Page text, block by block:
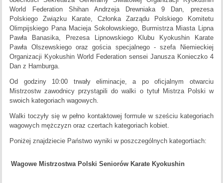
World Federation Shihan Andrzeja Drewniaka 9 Dan, prezesa
Polskiego Związku Karate, Członka Zarządu Polskiego Komitetu
Olimpijskiego Pana Macieja Sokołowskiego, Burmistrza Miasta Lipna
Pawła Banasika, Prezesa Lipnowskiego Klubu Kyokushin Karate
Pawła Olszewskiego oraz gościa specjalnego - szefa Niemieckiej
Organizacji Kyokushin World Federation sensei Janusza Konieczko 4
Dan z Hamburga.
Od godziny 10:00 trwały eliminacje, a po oficjalnym otwarciu
Mistrzostw zawodnicy przystąpili do walki o tytuł Mistrza Polski w
swoich kategoriach wagowych.
Walki toczyły się w pełno kontaktowej formule w sześciu kategoriach
wagowych mężczyzn oraz czertach kategoriach kobiet.
Poniżej znajdziecie Państwo wyniki w poszczególnych kategortiach:
Wagowe Mistrzostwa Polski Seniorów Karate Kyokushin